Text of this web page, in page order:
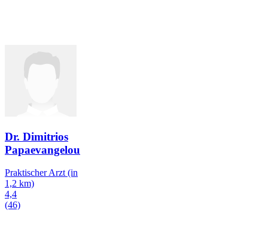
Dr. Dimitrios
Papaevangelou
Praktischer Arzt (in
1,2 km)
4,4
(46)